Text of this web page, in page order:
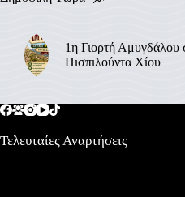
1η Γιορτή Αμυγδάλου
Πισπιλούντα Χίου
Τελευταίες Αναρτήσεις